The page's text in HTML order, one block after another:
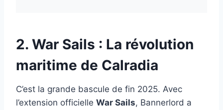
2. War Sails : La révolution
maritime de Calradia
C’est la grande bascule de fin 2025. Avec
l’extension officielle War Sails, Bannerlord a